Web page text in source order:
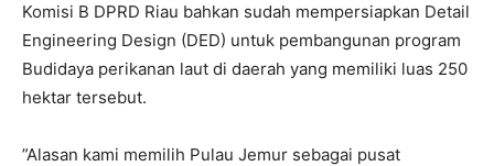
Komisi B DPRD Riau bahkan sudah mempersiapkan Detail
Engineering Design (DED) untuk pembangunan program
Budidaya perikanan laut di daerah yang memiliki luas 250
hektar tersebut.
”Alasan kami memilih Pulau Jemur sebagai pusat